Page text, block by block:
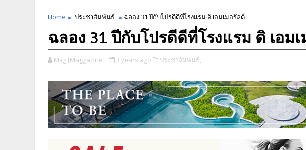
Home ประชาสัมพันธ์ ฉลอง 31 ปีกับโปรดีดีที่โรงแรม ดิ เอมเมอรัลด์
ฉลอง 31 ปีกับโปรดีดีที่โรงแรม ดิ เอม
Mag [Maggazine] 3 years ago ประชาสัมพันธ์,